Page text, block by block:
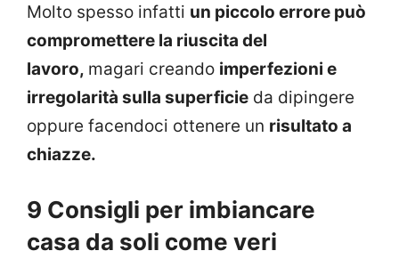
Molto spesso infatti un piccolo errore può
compromettere la riuscita del
lavoro, magari creando imperfezioni e
irregolarità sulla superficie da dipingere
oppure facendoci ottenere un risultato a
chiazze.
9 Consigli per imbiancare
casa da soli come veri